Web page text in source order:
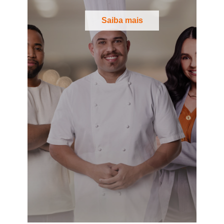
Saiba mais